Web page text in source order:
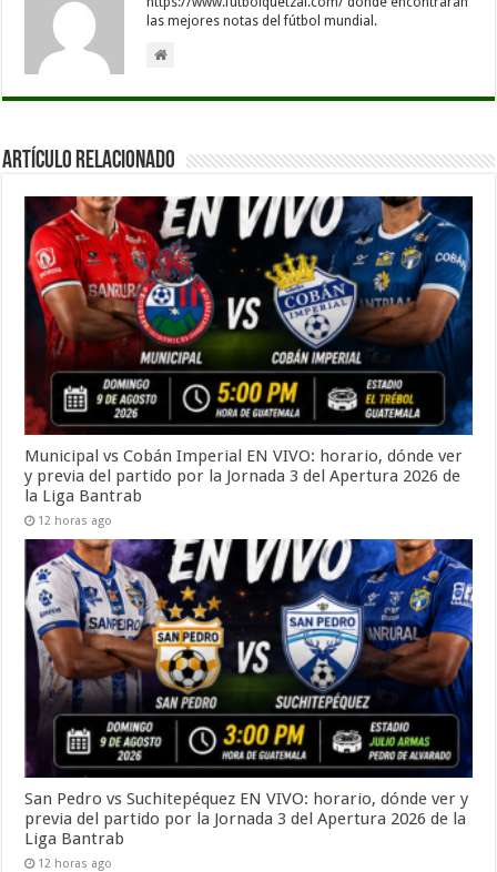
las mejores notas del fútbol mundial.
Artículo Relacionado
Municipal vs Cobán Imperial EN VIVO: horario, dónde ver
y previa del partido por la Jornada 3 del Apertura 2026 de
la Liga Bantrab
12 horas ago
San Pedro vs Suchitepéquez EN VIVO: horario, dónde ver y
previa del partido por la Jornada 3 del Apertura 2026 de la
Liga Bantrab
12 horas ago